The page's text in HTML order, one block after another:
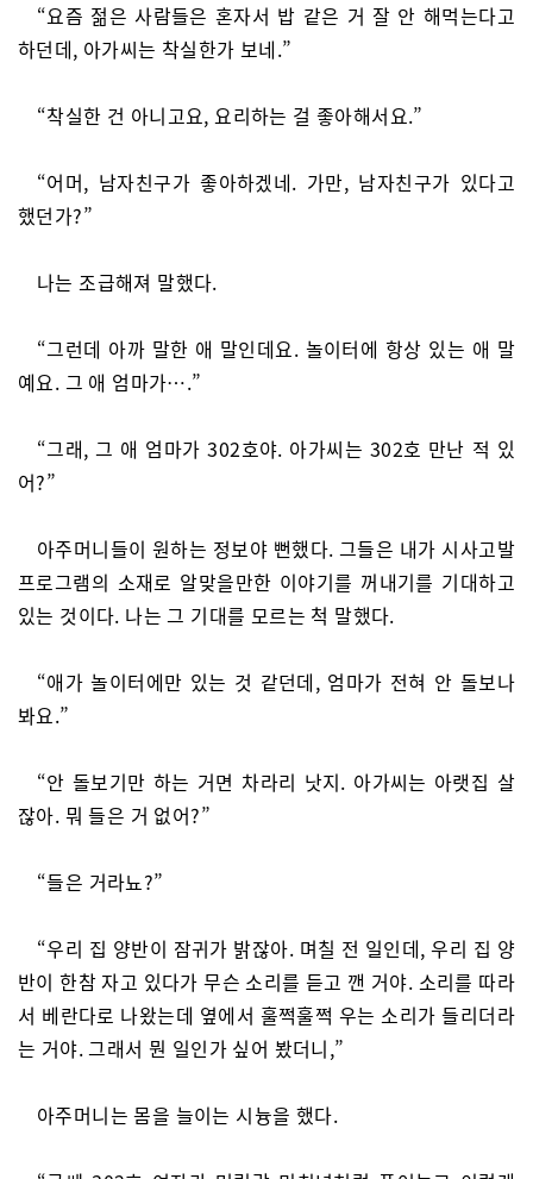
“요즘 젊은 사람들은 혼자서 밥 같은 거 잘 안 해먹는다고
하던데, 아가씨는 착실한가 보네.”
“착실한 건 아니고요, 요리하는 걸 좋아해서요.”
“어머, 남자친구가 좋아하겠네. 가만, 남자친구가 있다고
했던가?”
나는 조급해져 말했다.
“그런데 아까 말한 애 말인데요. 놀이터에 항상 있는 애 말
예요. 그 애 엄마가….”
“그래, 그 애 엄마가 302호야. 아가씨는 302호 만난 적 있
어?”
아주머니들이 원하는 정보야 뻔했다. 그들은 내가 시사고발
프로그램의 소재로 알맞을만한 이야기를 꺼내기를 기대하고
있는 것이다. 나는 그 기대를 모르는 척 말했다.
“애가 놀이터에만 있는 것 같던데, 엄마가 전혀 안 돌보나
봐요.”
“안 돌보기만 하는 거면 차라리 낫지. 아가씨는 아랫집 살
잖아. 뭐 들은 거 없어?”
“들은 거라뇨?”
“우리 집 양반이 잠귀가 밝잖아. 며칠 전 일인데, 우리 집 양
반이 한참 자고 있다가 무슨 소리를 듣고 깬 거야. 소리를 따라
서 베란다로 나왔는데 옆에서 훌쩍훌쩍 우는 소리가 들리더라
는 거야. 그래서 뭔 일인가 싶어 봤더니,”
아주머니는 몸을 늘이는 시늉을 했다.